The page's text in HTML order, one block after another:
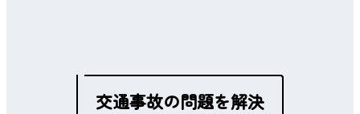
交通事故の問題を解決